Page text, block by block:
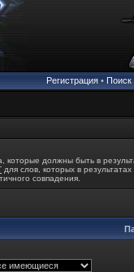
Регистрация• Поиск
которые должны быть в
для слов, которых в
совпадения.